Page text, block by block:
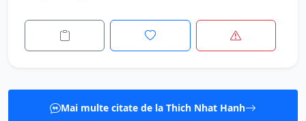
Mai multe citate de la Thich Nhat Hanh